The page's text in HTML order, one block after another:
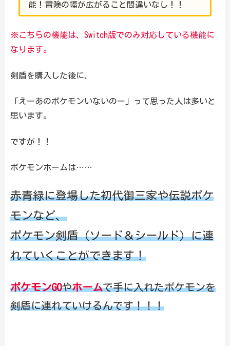
能！冒険の幅が広がること間違いなし！！
※こちらの機能は、Switch版でのみ対応している機能に
なります。
剣盾を購入した後に、
「えーあのポケモンいないのー」って思った人は多いと
思います。
ですが！！
ポケモンホームは……
赤青緑に登場した初代御三家や伝説ポケ
モンなど、
ポケモン剣盾（ソード＆シールド）に連
れていくことができます！
ポケモンGOやホームで手に入れたポケモンを
剣盾に連れていけるんです！！！